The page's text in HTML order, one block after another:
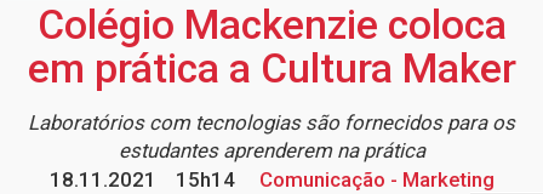
Colégio Mackenzie coloca
em prática a Cultura Maker
Laboratórios com tecnologias são fornecidos para os
estudantes aprenderem na prática
18.11.2021
15h14
Comunicação - Marketing